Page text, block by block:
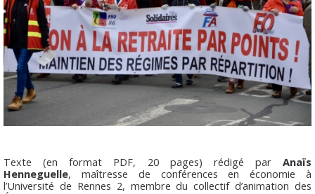
Texte (en format PDF, 20 pages) rédigé par Anaïs
Henneguelle, maîtresse de conférences en économie à
l’Université de Rennes 2, membre du collectif d’animation des